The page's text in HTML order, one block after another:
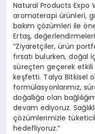
Natural Products Expo
aromaterapi ürünleri,
bakım çözümleri ile öne
Ertaş,
“Ziyaretçiler, ürün
fırsatı bulurken, doğal
süreçten geçerek
keşfetti. Talya Bitkisel
formülasyonlarımız,
doğallığa olan
devam ediyoruz.
çözümlerimizle
hedefliyoruz.”